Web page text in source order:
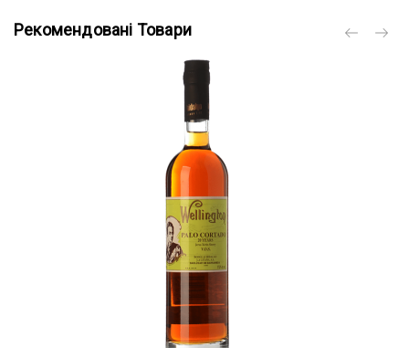
Рекомендовані Товари